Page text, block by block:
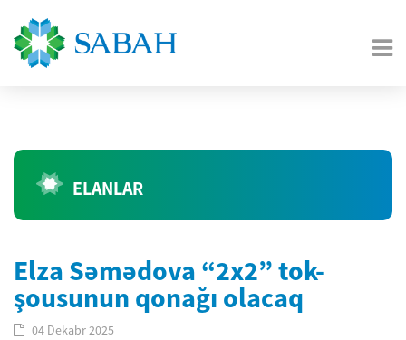
ELANLAR
Elza Səmədova “2x2” tok-
şousunun qonağı olacaq
04 Dekabr 2025